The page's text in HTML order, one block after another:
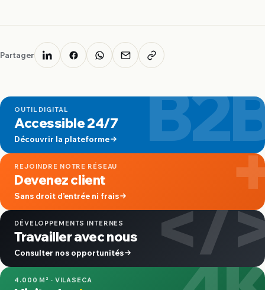
Partager
OUTIL DIGITAL
Accessible 24/7
Découvrir la plateforme
REJOINDRE NOTRE RÉSEAU
Devenez client
Sans droit d’entrée ni frais </
DÉVELOPPEMENTS INTERNES
Travailler avec nous
Consulter nos opportunités
4.000 M² · VILASECA